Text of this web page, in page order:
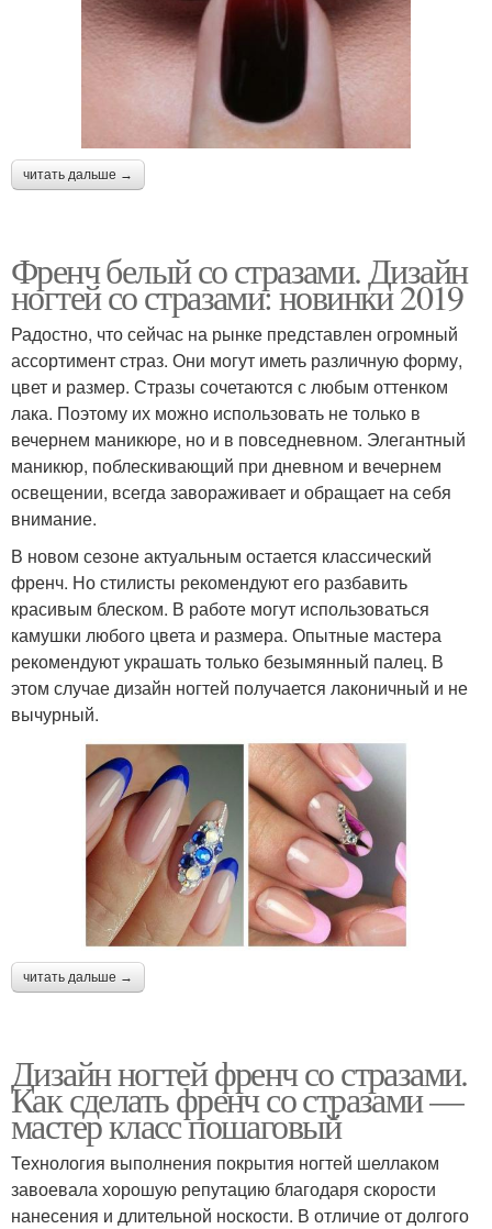
читать дальше →
Френч белый со стразами. Дизайн
ногтей со стразами: новинки 2019
Радостно, что сейчас на рынке представлен огромный
ассортимент страз. Они могут иметь различную форму,
цвет и размер. Стразы сочетаются с любым оттенком
лака. Поэтому их можно использовать не только в
вечернем маникюре, но и в повседневном. Элегантный
маникюр, поблескивающий при дневном и вечернем
освещении, всегда завораживает и обращает на себя
внимание.
В новом сезоне актуальным остается классический
френч. Но стилисты рекомендуют его разбавить
красивым блеском. В работе могут использоваться
камушки любого цвета и размера. Опытные мастера
рекомендуют украшать только безымянный палец. В
этом случае дизайн ногтей получается лаконичный и не
вычурный.
читать дальше →
Дизайн ногтей френч со стразами.
Как сделать френч со стразами —
мастер класс пошаговый
Технология выполнения покрытия ногтей шеллаком
завоевала хорошую репутацию благодаря скорости
нанесения и длительной носкости. В отличие от долгого